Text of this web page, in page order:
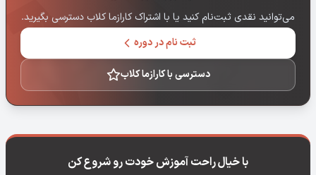
می‌توانید نقدی ثبت‌نام کنید یا با اشتراک کارازما کلاب دسترسی بگیرید.
ثبت نام در دوره
دسترسی با کارازما کلاب
با خیال راحت آموزش خودت رو شروع کن